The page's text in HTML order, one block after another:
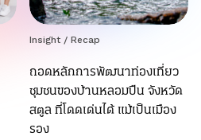
Insight / Recap
ถอดหลักการพัฒนาท่องเที่ยว
ชุมชนของบ้านหลอมปืน จังหวัด
สตูล ที่โดดเด่นได้ แม้เป็นเมือง
รอง